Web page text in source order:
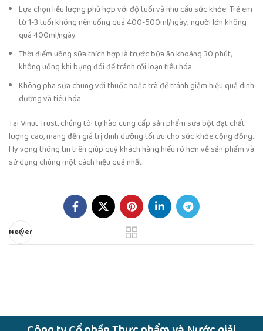
Lựa chọn liều lượng phù hợp với độ tuổi và nhu cầu sức khỏe: Trẻ em
từ 1-3 tuổi không nên uống quá 400-500ml/ngày; người lớn không
quá 400ml/ngày.
Thời điểm uống sữa thích hợp là trước bữa ăn khoảng 30 phút,
không uống khi bụng đói để tránh rối loạn tiêu hóa.
Không pha sữa chung với thuốc hoặc trà để tránh giảm hiệu quả dinh
dưỡng và tiêu hóa.
Tại Vinut Trust, chúng tôi tự hào cung cấp sản phẩm sữa bột đạt chất
lượng cao, mang đến giá trị dinh dưỡng tối ưu cho sức khỏe cộng đồng.
Hy vọng thông tin trên giúp quý khách hàng hiểu rõ hơn về sản phẩm và
sử dụng chúng một cách hiệu quả nhất.
Newer